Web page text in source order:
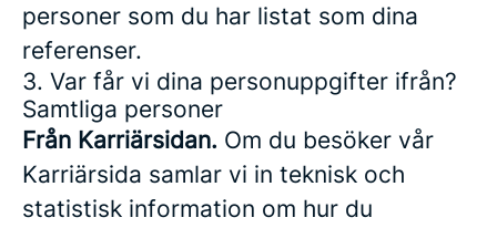
personer som du har listat som dina
referenser.
3. Var får vi dina personuppgifter ifrån?
Samtliga personer
Från Karriärsidan. Om du besöker vår
Karriärsida samlar vi in teknisk och
statistisk information om hur du